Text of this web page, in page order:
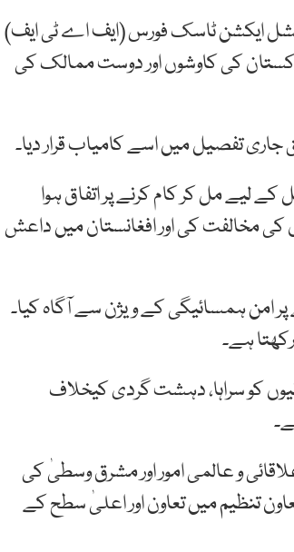
ایکشن ٹاسک فورس (ایف اے ٹی ایف)
کی کاوشوں اور دوست ممالک کی
تفصیل میں اسے کامیاب قرار دیا۔
لیے مل کر کام کرنے پر اتفاق ہوا
مخالفت کی اور افغانستان میں داعش
امن ہمسائیگی کے ویژن سے آگاہ کیا۔
ہے۔
کو سراہا، دہشت گردی کیخلاف
و عالمی امور اور مشرق وسطیٰ کی
تنظیم میں تعاون اور اعلیٰ سطح کے